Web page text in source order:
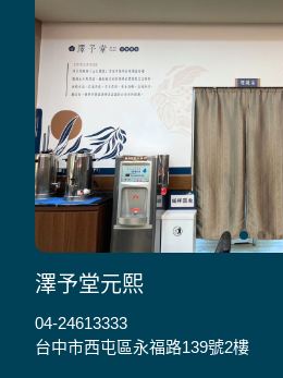
澤予堂元熙
04-24613333
台中市西屯區永福路139號2樓